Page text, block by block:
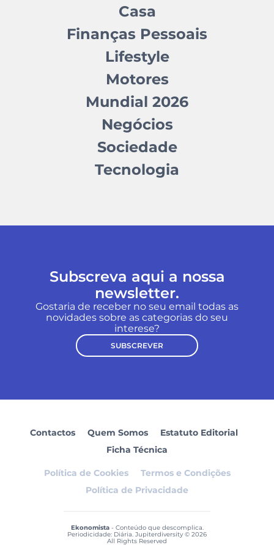
Casa
Finanças Pessoais
Lifestyle
Motores
Mundial 2026
Negócios
Sociedade
Tecnologia
Subscreva aqui a nossa
newsletter.
Gostaria de receber no seu email todas as
novidades sobre as categorias do seu
interese?
SUBSCREVER
Contactos Quem Somos
Estatuto Editorial
Ficha Técnica
Política de Cookies
Termos e Condições
Política de Privacidade
Ekonomista- Conteúdo que descomplica.
Periodicidade: Diária. Jupiterdiversity © 2026
All Rights Reserved